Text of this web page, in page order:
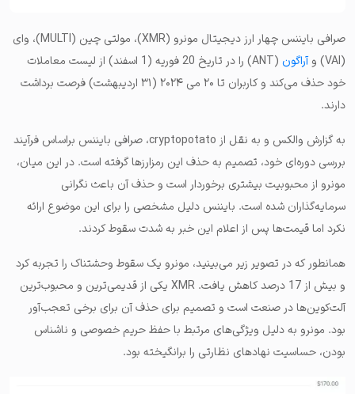
صرافی بایننس چهار ارز دیجیتال مونرو (XMR)، مولتی چین (MULTI)، وای
(VAI) و
آراگون
(ANT) را در تاریخ 20 فوریه (1 اسفند) از لیست معاملات
خود حذف می‌کند و کاربران تا ۲۰ می ۲۰۲۴ (۳۱ اردیبهشت) فرصت برداشت
دارند.
به گزارش والکس و به نقل از cryptopotato، صرافی بایننس براساس فرآیند
بررسی دوره‌ای خود، تصمیم به حذف این رمزارزها گرفته است. در این میان،
مونرو از محبوبیت بیشتری برخوردار است و حذف آن باعث نگرانی
سرمایه‌گذاران شده است. بایننس دلیل مشخصی را برای این موضوع ارائه
نکرد اما قیمت‌ها پس از اعلام این خبر به شدت سقوط کردند.
همانطور که در تصویر زیر می‌بینید، مونرو یک سقوط وحشتناک را تجربه کرد
و بیش از 17 درصد کاهش یافت. XMR یکی از قدیمی‌ترین و محبوب‌ترین
آلت‌کوین‌ها در صنعت است و تصمیم برای حذف آن برای برخی تعجب‌آور
بود. مونرو به دلیل ویژگی‌های مرتبط با حفظ حریم خصوصی و ناشناس
بودن، حساسیت نهادهای نظارتی را برانگیخته بود.